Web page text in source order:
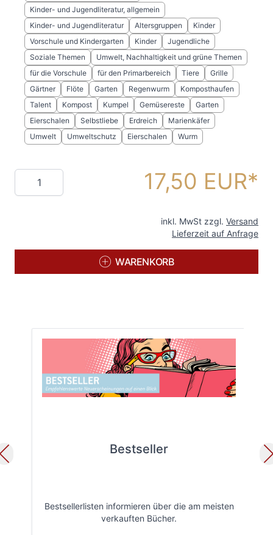
Kinder- und Jugendliteratur, allgemein
Kinder- und Jugendliteratur
Altersgruppen
Kinder
Vorschule und Kindergarten
Kinder
Jugendliche
Soziale Themen
Umwelt, Nachhaltigkeit und grüne Themen
für die Vorschule
für den Primarbereich Tiere
Grille
Gärtner
Flöte Garten Regenwurm
Komposthaufen
Talent
Kompost Kumpel Gemüsereste
Garten
Eierschalen
Selbstliebe Erdreich
Marienkäfer
Umwelt
Umweltschutz Eierschalen Wurm
Menge 17,50 EUR
inkl. MwSt zzgl. Versand
Lieferzeit auf Anfrage
WARENKORB
Bestseller
Bestsellerlisten informieren über die am meisten
verkauften Bücher.